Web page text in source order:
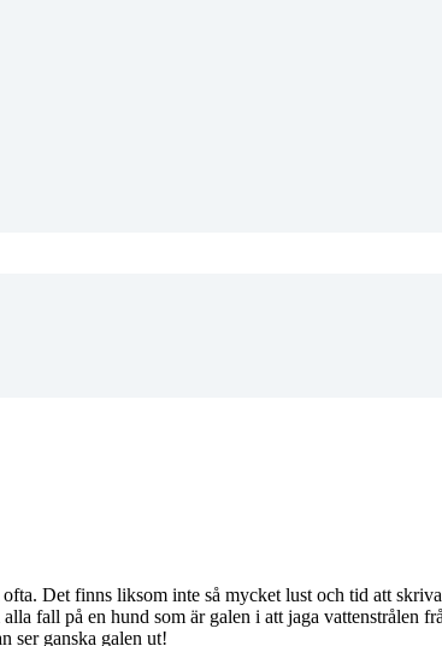
Det finns liksom inte så mycket lust och tid att
fall på en hund som är galen i att jaga vattenstrålen
ser ganska galen ut!